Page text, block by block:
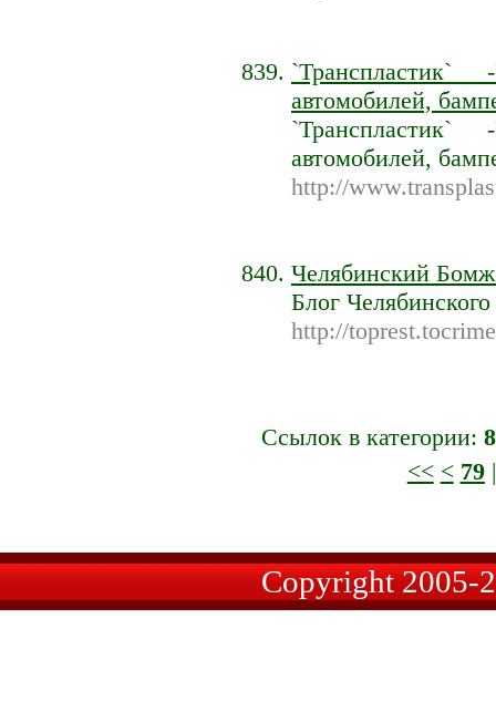
автомобилей,
автомобилей,
http://
Челябинский Бомж
Блог
http://
Ссылок в категории:
<< < 79
Copyright 2005-